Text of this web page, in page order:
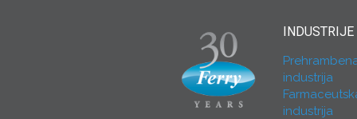
INDUSTRIJE
industrija
industrija